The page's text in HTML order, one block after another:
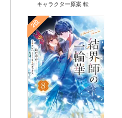
キャラクター原案 転
2位